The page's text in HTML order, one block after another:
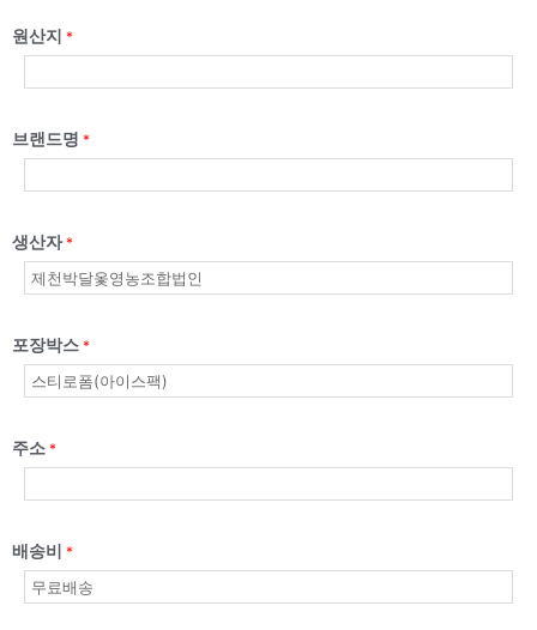
원산지 *
브랜드명 *
생산자 *
포장박스 *
주소 *
배송비 *